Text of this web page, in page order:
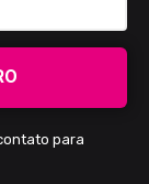
para